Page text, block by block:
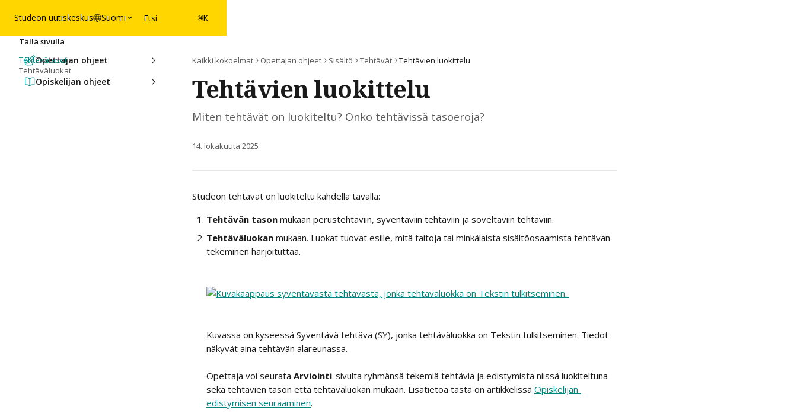
Studeon uutiskeskus Suomi Etsi ⌘K
Opettajan ohjeet
Opiskelijan ohjeet
Kaikki kokoelmat Opettajan ohjeet Sisältö Tehtävät Tehtävien luokittelu
Tehtävien luokittelu
Miten tehtävät on luokiteltu? Onko tehtävissä tasoeroja?
14. lokakuuta 2025
Studeon tehtävät on luokiteltu kahdella tavalla:
Tehtävän tason mukaan perustehtäviin, syventäviin tehtäviin ja soveltaviin tehtäviin.
Tehtäväluokan mukaan. Luokat tuovat esille, mitä taitoja tai minkälaista sisältöosaamista tehtävän
tekeminen harjoituttaa.
Kuvassa on kyseessä Syventävä tehtävä (SY), jonka tehtäväluokka on Tekstin tulkitseminen. Tiedot
näkyvät aina tehtävän alareunassa.
Opettaja voi seurata Arviointi-sivulta ryhmänsä tekemiä tehtäviä ja edistymistä niissä luokiteltuna
sekä tehtävien tason että tehtäväluokan mukaan. Lisätietoa tästä on artikkelissa Opiskelijan
edistymisen seuraaminen.
Tällä sivulla
Tehtävätasot
Tehtäväluokat